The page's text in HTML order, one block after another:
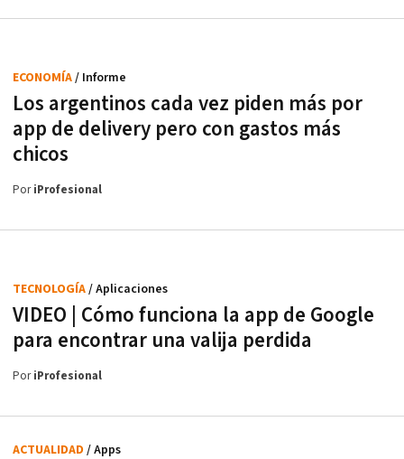
Los argentinos cada vez piden más por
app de delivery pero con gastos más
chicos
ECONOMÍA/ Informe
PoriProfesional
VIDEO | Cómo funciona la app de Google
para encontrar una valija perdida
TECNOLOGÍA/ Aplicaciones
PoriProfesional
ACTUALIDAD / Apps